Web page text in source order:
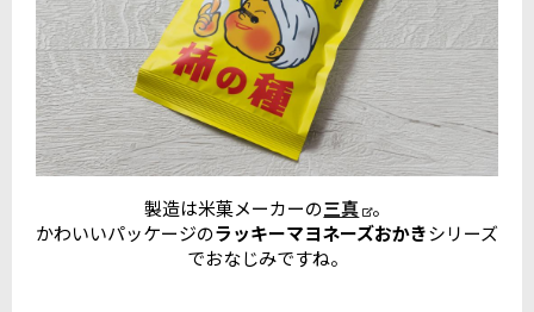
製造は米菓メーカーの三真 。
かわいいパッケージのラッキーマヨネーズおかきシリーズ
でおなじみですね。